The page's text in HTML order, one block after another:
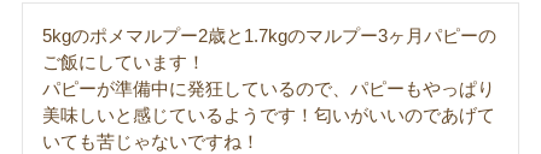
5kgのポメマルプー2歳と1.7kgのマルプー3ヶ月パピーの
ご飯にしています！
パピーが準備中に発狂しているので、パピーもやっぱり
美味しいと感じているようです！匂いがいいのであげて
いても苦じゃないですね！